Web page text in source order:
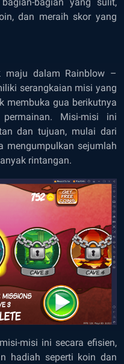
dan meraih skor yang
maju dalam Rainblow –
serangkaian misi yang
membuka gua berikutnya
Misi-misi ini
dan tujuan, mulai dari
mengumpulkan sejumlah
rintangan.
misi ini secara efisien,
hadiah seperti koin dan